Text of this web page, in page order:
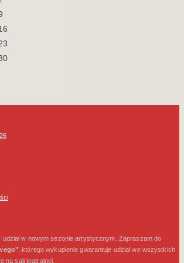
w nowym sezonie artystycznym. Zapraszam do
, którego wykupienie gwarantuje udział we wszystkich
na sali teatralnej.